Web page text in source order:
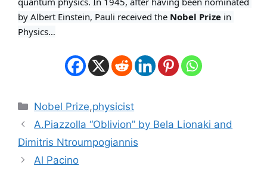
by Albert Einstein, Pauli received the Nobel Prize in
Physics…
Κατηγορίες
Nobel Prize,physicist
A.Piazzolla “Oblivion” by Bela Lionaki and
Dimitris Ntroumpogiannis
Al Pacino